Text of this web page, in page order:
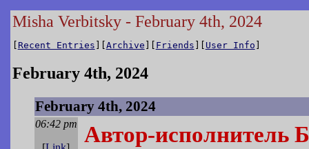
Misha Verbitsky - February 4th, 2024
[ Recent Entries ][Archive ][ Friends ][ User Info ]
February 4th, 2024
February 4th, 2024
06:42 pm
Автор-исполнитель